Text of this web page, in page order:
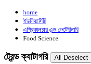
home
ইউনিভার্সিটি
এগ্রিকালচার এন্ড ভেটেরিনারি
Food Science
ট্রেন্ড ক্যাটাগরি